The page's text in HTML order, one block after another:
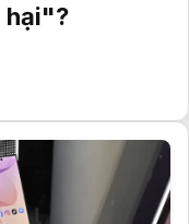
hại"?